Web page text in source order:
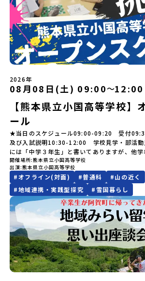
前：無料・20日目-8日目：20％・7日目-2日
開始日の前日：40％・プログラム開始日当日
の不参加またはプログラム開始後の解除：
天候などの状況等によって開催を見合わせる
の場合は原則、開催日1週間前までにご連絡い
行人数に達しなかった場合は、開催日3週間前
メールにてご連絡いたします。・よくあるご
ご質問についてはこちらをご確認ください。運
ログラム主催：一般財団法人地域・教育魅力化
「意志ある若者にあふれる持続可能な地域・社
ビジョンを掲げ、2017年3月に島根県に設立
す。日本全国約200の高校と連携しながら、中
越えて生徒一人ひとりの夢や価値観に合った地
過ごすことができるシステム「地域みらい留
教育事業や地域活性モデルをつくり続けてい
団法人地域・教育魅力化プラットフォーム設
者：岩本 悠所在地：〒690-0842 島根県松江
みらいBASE2階 その他所在地公式HP：
お問い合わせ先担当：小川・小原E-mail：
ためし地域留学体験」のプログラム開催情報を
中！ぜひご登録ください♪地域みらい留学公式
ろ？プログラム詳細解説、質疑応答お申し込
mirai.jp/events/002112お気軽にどうぞ！「
けど大丈夫？」「どんな体験ができるの？」
や、中学生のみなさんの素朴な疑問にスタッ
す。チャットでの質問も可能ですので、ぜひ
してご参加ください。▼お申し込み前に必ず
規約への同意プログラムへの参加申し込みい
い。・抽選による参加者決定についてお申込み
ら抽選の上、締め切り日から1週間を目途に、
ただいたメールアドレス宛に「当選／落選メー
ます。当選者は、メールに記載された「当選
ていただきます。当選確認フォームの期日まで
い場合は、当選を取り消しとさせていただき
あった場合は、繰り上げ当選者へご連絡させ
メールアドレスの変更をご希望の場合は下記
LINEよりご連絡をお願いします。※受信制限設
知メールをお受け取りいただけません。その場
「@miratabi.jp」からのメールを受信できる
します。※結果に関する個別のお問合せにはお
ので、ご了承ください。・お申し込みについ
限りです。PC・スマートフォンからお申込く
変更はできません。お申込時は、メールアド
注意ください。・宿泊について１室に複数(同
いただく予定です。・食事アレルギー対応に
レルギー対応希望にはお応えしかねる場合が
要な場合は必ず事前にご相談ください。・参
なくなった場合について参加決定後の参加お
い。やむを得ないお取り消しの場合はお早め
全国20以上の地域から選んで参加できる「お
体像や魅力について、説明会を開催しました
にあたり、保護者様が特に気になる「安全面
ト体制」についても詳しく解説しています。
軽にご視聴ください。🎬 [アーカイブ動画を視
https://youtu.be/
【STEP 2】出水市・出水工業高校プログラム
水工業高校」の内容を具体的に深掘りしたい
たうえで、「出水市では具体的に何をするの？
の？」という疑問にお答えする説明会です。出
な文化や、2泊3日のプログラムの中身をたっぷ
日 時： 6月9日日(水)19:00-19:45内 容： 出
ろ？プログラム詳細解説、質疑応答お申し
mirai.jp/events/091247お気軽にどうぞ！「
けど大丈夫？」「どんな体験ができるの？」
や、中学生のみなさんの素朴な疑問にスタッ
す。チャットでの質問も可能ですので、ぜひ
してご参加ください。▼お申し込み前に必ずご
規約への同意プログラムへの参加申し込みいた
込みに関する各規約」への同意が必須となりま
い。・抽選による参加者決定についてお申込み
ら抽選の上、締め切り日から1週間を目途に、
ただいたメールアドレス宛に「当選／落選メ
ます。当選者は、メールに記載された「当選
内に回答いただき、確認フォームの提出をも
いただきます。当選確認フォームの期日まで
場合は、当選を取り消しとさせていただきま
った場合は、繰り上げ当選者へご連絡させて
ールアドレスの変更をご希望の場合は下記の
LINEよりご連絡をお願いします。※受信制限
と一緒にさまざまなアクティビティを体験し
はないスペシャルな魅力がギュッと詰まった
を使いながら、まちの魅力を一緒に探究して
体になり「開拓者精神」を育む！「平舘（た
は？今回のプログラムを一緒に過ごしてくれ
いらだて）高校」の生徒たち。この高校の特
った探究教育」と「自分で考えて動くチカラ
自身が「探究プロジェクト」を企画し取り組む
す。机の上で勉強するだけではない、実践的な
ークを楽しむことができます。今回は、そんな
躍する高校生と一緒に交流したり対話をしなが
を楽しみ、高校での活動のイメージをもつこと
会！この地域でしか味わえない豊かな体験を
🎵体験のおすすめポイント体験プログラム内
（PM）「オリエンテーション」「地熱染色
平市の自然を知る -地球のチカラを使ったアー
ンで夕食」「1日目の振り返り」「星空観察」
（AM）「平舘（たいらだて）高校見学」 -高
よう「郷土料理・BBQ」 -高校生・地元の方
（PM）「“八幡平市”体感ワークショップ」 -あけびづるで表札づく
り -学校周辺散策「ペンションで夕食」「2日目の振り返り」 -みん
なで振り返り対話＜3日目＞（AM）「大更駅複
り返りワークショップ」 -個人での振り返
返り「お土産・昼食」（PM） 解散 ※天候の
てプログラムを変更する場合がございます。
岩手県八幡平市【実施日程】8月3日（月）〜
確定した方には7月9日(木) 18:30～20：00
ンラインセッション」をご案内する予定です
万円】の給付型奨学金～夢に向かって一歩踏
を応援！～ 詳細・条件はこちらから
----＜体験費・宿泊費が無料！＞一万年前か
が今も残る町！広大な自然と生き物とともに
まちの暮らしを一緒に体験してみませんか？
らしが気になる。いつか留学してみたい！」
き！興味がある！」「自分の進学や将来の可
い！」そんな中学生のみなさんにおすすめ！
験」は、日本全国約200の高校と連携し、地域
を送る「地域みらい留学」をプチ体験できるプ
めてのひとり旅でも安心！現地でもスタッフが
いたします。今回のフィールドは「北海道 標
う）」北海道の東に位置する標津町（しべつ
4,600人の町。東の水平線の奥に見えるのは北
しりとう）、西には世界遺産に認定されてい
れとこはんとう）、鶴や白鳥など珍しい野鳥
（のつけはんとう）をながめることができ、
広がる牛の酪農（らくのう）もさかんで、海と
物が豊かな町です！標津町はさらに「鮭（さけ
有名。江戸時代には将軍家にも贈られたほどで
産」に登録されています。一万年前から続く伝
とともに人々の豊かな暮らしがあります。一
ら、人々の間で大切に守り受け継がれ、厳し
山・海・川がもたらす恵みに深く感謝しなが
も息づく「命の循環」です。日本遺産にも認
の伝統産業や、雄大な知床の裾野で命を育む
の営みの一部として共生してきた風土が存在
は、地域と連携して「食」を考える「フード
すすめの一つです。生徒たちが地元の素材を
を行い、町内の学校給食に「標高給食DAY」
2026年
08月08日(土) 09:00〜12:00
【熊本県立小国高等学校】
ール
★当日のスケジュール09:00-09:20 受付
及び入試説明10:30-12:00 学校見学・部活
には「中学３年生」と書いてありますが、他
す！
開催場所 熊本県立小国高等学校
出演 熊本県立小国高等学校
#オフライン(対面) #普通科 #山の近く
#地域連携・実践型探究 #雪国暮らし